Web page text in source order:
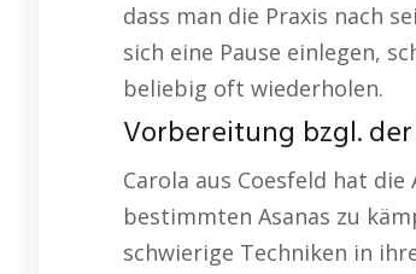
dass man die Praxis nach
sich eine Pause einlegen,
beliebig oft wiederholen.
Vorbereitung bzgl.
Carola aus Coesfeld hat
bestimmten Asanas zu
schwierige Techniken in